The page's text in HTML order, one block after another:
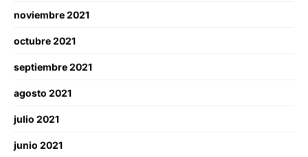
noviembre 2021
octubre 2021
septiembre 2021
agosto 2021
julio 2021
junio 2021